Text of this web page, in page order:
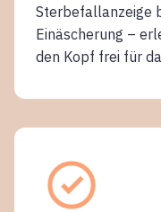
Sterbefallanzeige
Einäscherung –
den Kopf frei für